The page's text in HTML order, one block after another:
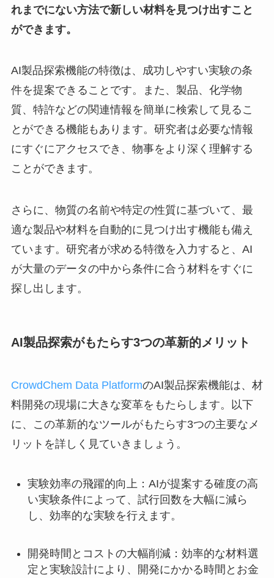
れまでにない方法で新しい材料を見つけ出すこと
ができます。
AI製品探索機能の特徴は、成功しやすい実験の条
件を提案できることです。また、製品、化学物
質、特許などの関連情報を簡単に検索して見るこ
とができる機能もあります。研究者は必要な情報
にすぐにアクセスでき、物事をより深く理解する
ことができます。
さらに、物質の名前や特定の性質に基づいて、最
適な製品や材料を自動的に見つけ出す機能も備え
ています。研究者が求める特徴を入力すると、AI
が大量のデータの中から条件に合う材料をすぐに
探し出します。
AI製品探索がもたらす3つの革新的メリット
CrowdChem Data PlatformのAI製品探索機能は、材
料開発の現場に大きな変革をもたらします。以下
に、この革新的なツールがもたらす3つの主要なメ
リットを詳しく見ていきましょう。
実験効率の飛躍的向上：AIが提案する確度の高
い実験条件によって、試行回数を大幅に減ら
し、効率的な実験を行えます。
開発時間とコストの大幅削減：効率的な材料選
定と実験設計により、開発にかかる時間とお金